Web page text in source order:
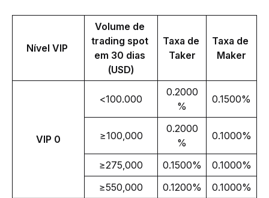
Nível VIP
Volume de
trading spot
em 30 dias
(USD)
Taxa de
Taker
Taxa de
Maker
VIP 0
<100.000
0.2000
%
0.1500%
≥100,000
0.2000
%
0.1000%
≥275,000 0.1500%
0.1000%
≥550,000
0.1200%
0.1000%